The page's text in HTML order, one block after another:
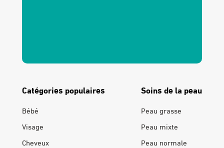
Catégories populaires
Bébé
Visage
Cheveux
Soins de la peau
Peau grasse
Peau mixte
Peau normale